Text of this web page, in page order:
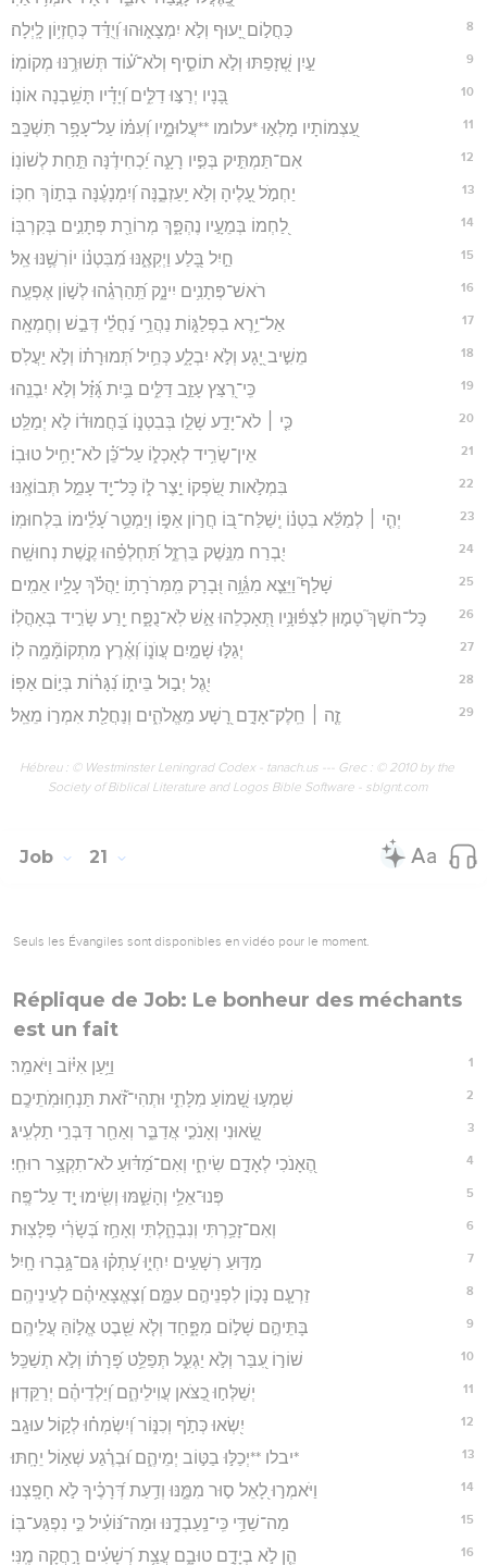
8 כַּחֲל֣וֹם יָ֭עוּף וְלֹ֣א יִמְצָא֑וּהוּ וְ֝יֻדַּ֗ד כְּחֶזְי֥וֹן לָֽיְלָה׃
9 עַ֣יִן שְׁ֭זָפַתּוּ וְלֹ֣א תוֹסִ֑יף וְלֹא־ע֝֗וֹד תְּשׁוּרֶ֥נּוּ מְקוֹמֽוֹ׃
10 בָּ֭נָיו יְרַצּ֣וּ דַלִּ֑ים וְ֝יָדָ֗יו תָּשֵׁ֥בְנָה אוֹנֽוֹ׃
11 עַ֭צְמוֹתָיו מָלְא֣וּ *עלומו **עֲלוּמָ֑יו וְ֝עִמּ֗וֹ עַל־עָפָ֥ר תִּשְׁכָּֽב׃
12 אִם־תַּמְתִּ֣יק בְּפִ֣יו רָעָ֑ה יַ֝כְחִידֶ֗נָּה תַּ֣חַת לְשׁוֹנֽוֹ׃
13 יַחְמֹ֣ל עָ֭לֶיהָ וְלֹ֣א יַֽעַזְבֶ֑נָּה וְ֝יִמְנָעֶ֗נָּה בְּת֣וֹךְ חִכּֽוֹ׃
14 לַ֭חְמוֹ בְּמֵעָ֣יו נֶהְפָּ֑ךְ מְרוֹרַ֖ת פְּתָנִ֣ים בְּקִרְבּֽוֹ׃
15 חַ֣יִל בָּ֭לַע וַיְקִאֶ֑נּוּ מִ֝בִּטְנ֗וֹ יוֹרִשֶׁ֥נּוּ אֵֽל׃
16 רֹאשׁ־פְּתָנִ֥ים יִינָ֑ק תַּֽ֝הַרְגֵ֗הוּ לְשׁ֣וֹן אֶפְעֶֽה׃
17 אַל־יֵ֥רֶא בִפְלַגּ֑וֹת נַהֲרֵ֥י נַ֝חֲלֵ֗י דְּבַ֣שׁ וְחֶמְאָֽה׃
18 מֵשִׁ֣יב יָ֭גָע וְלֹ֣א יִבְלָ֑ע כְּחֵ֥יל תְּ֝מוּרָת֗וֹ וְלֹ֣א יַעֲלֹֽס׃
19 כִּֽי־רִ֭צַּץ עָזַ֣ב דַּלִּ֑ים בַּ֥יִת גָּ֝זַ֗ל וְלֹ֣א יִבֶנֵֽהוּ׃
20 כִּ֤י ׀ לֹא־יָדַ֣ע שָׁלֵ֣ו בְּבִטְנ֑וֹ בַּ֝חֲמוּד֗וֹ לֹ֣א יְמַלֵּֽט׃
21 אֵין־שָׂרִ֥יד לְאָכְל֑וֹ עַל־כֵּ֝֗ן לֹא־יָחִ֥יל טוּבֽוֹ׃
22 בִּמְלֹ֣אות שִׂ֭פְקוֹ יֵ֣צֶר ל֑וֹ כָּל־יַ֖ד עָמֵ֣ל תְּבוֹאֶֽנּוּ׃
23 יְהִ֤י ׀ לְמַלֵּ֬א בִטְנ֗וֹ יְֽשַׁלַּח־בּ֭וֹ חֲר֣וֹן אַפּ֑וֹ וְיַמְטֵ֥ר עָ֝לֵ֗ימוֹ בִּלְחוּמֽוֹ׃
24 יִ֭בְרַח מִנֵּ֣שֶׁק בַּרְזֶ֑ל תַּ֝חְלְפֵ֗הוּ קֶ֣שֶׁת נְחוּשָֽׁה׃
25 שָׁלַף֮ וַיֵּצֵ֪א מִגֵּ֫וָ֥ה וּ֭בָרָק מִֽמְּרֹרָת֥וֹ יַהֲלֹ֗ךְ עָלָ֥יו אֵמִֽים׃
26 כָּל־חֹשֶׁךְ֮ טָמ֪וּן לִצְפּ֫וּנָ֥יו תְּ֭אָכְלֵהוּ אֵ֣שׁ לֹֽא־נֻפָּ֑ח יֵ֖רַע שָׂרִ֣יד בְּאָהֳלֽוֹ׃
27 יְגַלּ֣וּ שָׁמַ֣יִם עֲוֺנ֑וֹ וְ֝אֶ֗רֶץ מִתְקוֹמָ֘מָ֥ה לֽוֹ׃
28 יִ֭גֶל יְב֣וּל בֵּית֑וֹ נִ֝גָּר֗וֹת בְּי֣וֹם אַפּֽוֹ׃
29 זֶ֤ה ׀ חֵֽלֶק־אָדָ֣ם רָ֭שָׁע מֵאֱלֹהִ֑ים וְנַחֲלַ֖ת אִמְר֣וֹ מֵאֵֽל׃
Hébreu : © Westminster Leningrad Codex - tanach.us --- Grec : © 2010 by the
Society of Biblical Literature and Logos Bible Software - sblgnt.com
Job 21
Seuls les Évangiles sont disponibles en vidéo pour le moment.
Réplique de Job: Le bonheur des méchants
est un fait
1 וַיַּ֥עַן אִיּ֗וֹב וַיֹּאמַֽר׃
2 שִׁמְע֣וּ שָׁ֭מוֹעַ מִלָּתִ֑י וּתְהִי־זֹ֝֗את תַּנְח֥וּמֹֽתֵיכֶֽם׃
3 שָׂ֭אוּנִי וְאָנֹכִ֣י אֲדַבֵּ֑ר וְאַחַ֖ר דַּבְּרִ֣י תַלְעִֽיג׃
4 הֶ֭אָנֹכִי לְאָדָ֣ם שִׂיחִ֑י וְאִם־מַ֝דּ֗וּעַ לֹא־תִקְצַ֥ר רוּחִֽי׃
5 פְּנוּ־אֵלַ֥י וְהָשַׁ֑מּוּ וְשִׂ֖ימוּ יָ֣ד עַל־פֶּֽה׃
6 וְאִם־זָכַ֥רְתִּי וְנִבְהָ֑לְתִּי וְאָחַ֥ז בְּ֝שָׂרִ֗י פַּלָּצֽוּת׃
7 מַדּ֣וּעַ רְשָׁעִ֣ים יִחְי֑וּ עָ֝תְק֗וּ גַּם־גָּ֥בְרוּ חָֽיִל׃
8 זַרְעָ֤ם נָכ֣וֹן לִפְנֵיהֶ֣ם עִמָּ֑ם וְ֝צֶאֱצָאֵיהֶ֗ם לְעֵינֵיהֶֽם׃
9 בָּתֵּיהֶ֣ם שָׁל֣וֹם מִפָּ֑חַד וְלֹ֤א שֵׁ֖בֶט אֱל֣וֹהַּ עֲלֵיהֶֽם׃
10 שׁוֹר֣וֹ עִ֭בַּר וְלֹ֣א יַגְעִ֑ל תְּפַלֵּ֥ט פָּ֝רָת֗וֹ וְלֹ֣א תְשַׁכֵּֽל׃
11 יְשַׁלְּח֣וּ כַ֭צֹּאן עֲוִילֵיהֶ֑ם וְ֝יַלְדֵיהֶ֗ם יְרַקֵּדֽוּן׃
12 יִ֭שְׂאוּ כְּתֹ֣ף וְכִנּ֑וֹר וְ֝יִשְׂמְח֗וּ לְק֣וֹל עוּגָֽב׃
13 *יבלו **יְכַלּ֣וּ בַטּ֣וֹב יְמֵיהֶ֑ם וּ֝בְרֶ֗גַע שְׁא֣וֹל יֵחָֽתּוּ׃
14 וַיֹּאמְר֣וּ לָ֭אֵל ס֣וּר מִמֶּ֑נּוּ וְדַ֥עַת דְּ֝רָכֶ֗יךָ לֹ֣א חָפָֽצְנוּ׃
15 מַה־שַׁדַּ֥י כִּֽי־נַֽעַבְדֶ֑נּוּ וּמַה־נּ֝וֹעִ֗יל כִּ֣י נִפְגַּע־בּֽוֹ׃
16 הֵ֤ן לֹ֣א בְיָדָ֣ם טוּבָ֑ם עֲצַ֥ת רְ֝שָׁעִ֗ים רָ֣חֲקָה מֶֽנִּי׃